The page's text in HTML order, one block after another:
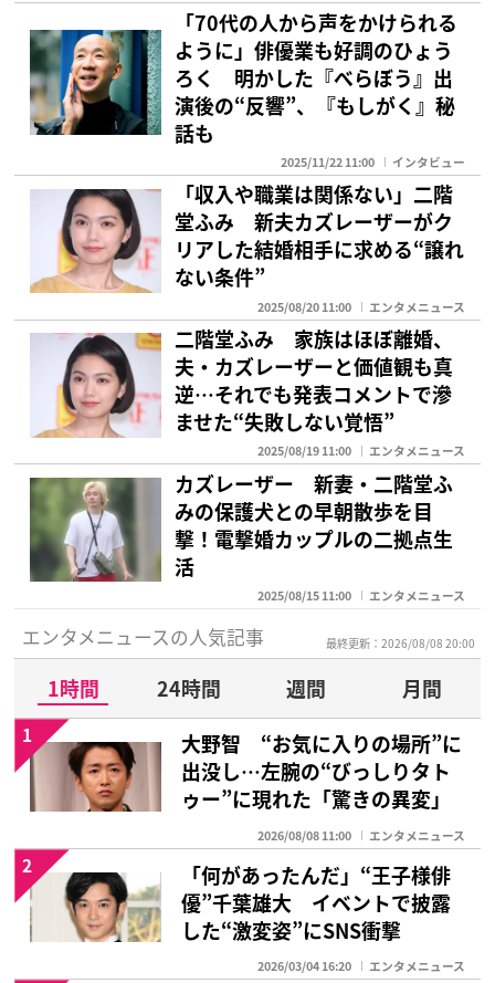
「70代の人から声をかけられる
ように」俳優業も好調のひょう
ろく 明かした『べらぼう』出
演後の“反響”、『もしがく』秘
話も
2025/11/22 11:00 インタビュー
「収入や職業は関係ない」二階
堂ふみ 新夫カズレーザーがク
リアした結婚相手に求める“譲れ
ない条件”
2025/08/20 11:00 エンタメニュース
二階堂ふみ 家族はほぼ離婚、
夫・カズレーザーと価値観も真
逆…それでも発表コメントで滲
ませた“失敗しない覚悟”
2025/08/19 11:00 エンタメニュース
カズレーザー 新妻・二階堂ふ
みの保護犬との早朝散歩を目
撃！電撃婚カップルの二拠点生
活
2025/08/15 11:00 エンタメニュース
エンタメニュースの人気記事 最終更新：2026/08/08 20:00
1時間 24時間 週間
月間
大野智 “お気に入りの場所”に
出没し…左腕の“びっしりタト
ゥー”に現れた「驚きの異変」
2026/08/08 11:00 エンタメニュース
1
「何があったんだ」“王子様俳
優”千葉雄大 イベントで披露
した“激変姿”にSNS衝撃
2026/03/04 16:20 エンタメニュース
2